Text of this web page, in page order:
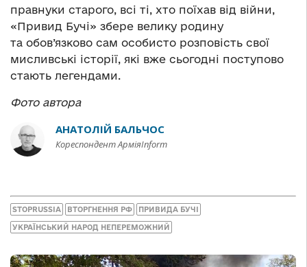
правнуки старого, всі ті, хто поїхав від війни,
«Привид Бучі» збере велику родину
та обов’язково сам особисто розповість свої
мисливські історії, які вже сьогодні поступово
стають легендами.
Фото автора
АНАТОЛІЙ БАЛЬЧОС
Кореспондент АрміяInform
STOPRUSSIA ВТОРГНЕННЯ РФ ПРИВИДА БУЧІ
УКРАЇНСЬКИЙ НАРОД НЕПЕРЕМОЖНИЙ